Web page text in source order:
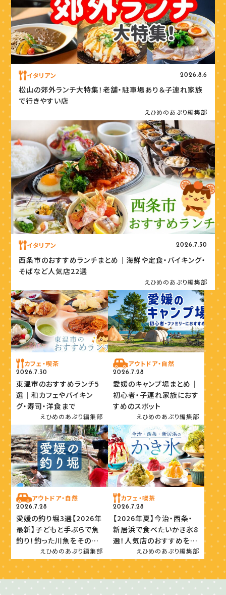
イタリアン 2026.8.6
松山の郊外ランチ大特集！老舗・駐車場あり＆子連れ家族
で行きやすい店
えひめのあぷり編集部
イタリアン 2026.7.30
西条市のおすすめランチまとめ｜海鮮や定食・バイキング・
そばなど人気店22選
えひめのあぷり編集部
カフェ・喫茶
2026.7.30
東温市のおすすめランチ5
選｜和カフェやバイキン
グ・寿司・洋食まで
えひめのあぷり編集部
アウトドア・自然
2026.7.28
愛媛のキャンプ場まとめ｜
初心者・子連れ家族におす
すめのスポット
えひめのあぷり編集部
アウトドア・自然
2026.7.28
愛媛の釣り堀3選【2026年
最新】子どもと手ぶらで魚
釣り！釣った川魚をその場
で味わおうえひめのあぷり編集部
カフェ・喫茶
2026.7.28
【2026年夏】今治・西条・
新居浜で食べたいかき氷8
選！人気店のおすすめを紹
えひめのあぷり編集部